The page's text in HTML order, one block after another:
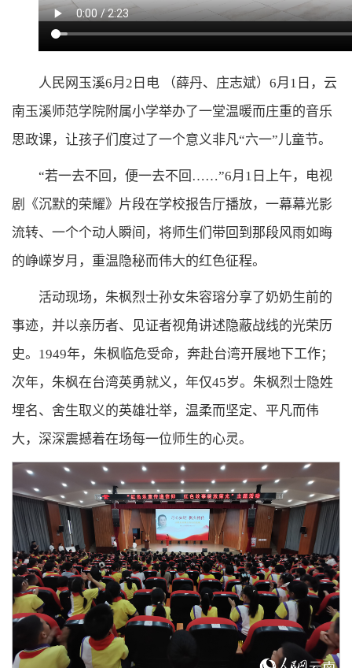
人民网玉溪6月2日电 （薛丹、庄志斌）6月1日，云
南玉溪师范学院附属小学举办了一堂温暖而庄重的音乐
思政课，让孩子们度过了一个意义非凡“六一”儿童节。
“若一去不回，便一去不回……”6月1日上午，电视
剧《沉默的荣耀》片段在学校报告厅播放，一幕幕光影
流转、一个个动人瞬间，将师生们带回到那段风雨如晦
的峥嵘岁月，重温隐秘而伟大的红色征程。
活动现场，朱枫烈士孙女朱容瑢分享了奶奶生前的
事迹，并以亲历者、见证者视角讲述隐蔽战线的光荣历
史。1949年，朱枫临危受命，奔赴台湾开展地下工作；
次年，朱枫在台湾英勇就义，年仅45岁。朱枫烈士隐姓
埋名、舍生取义的英雄壮举，温柔而坚定、平凡而伟
大，深深震撼着在场每一位师生的心灵。